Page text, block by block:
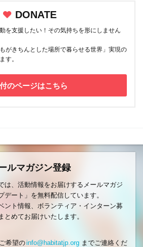
DONATE
を支援したい！その気持ちを形にしません
がきちんとした場所で暮らせる世界」実現の
す。
のページはこちら
ルマガジン登録
は、活動情報をお届けするメールマガジ
デート」を無料配信しています。
ント情報、ボランティア・インターン募
めてお届けいたします。
希望のinfo@habitatjp.orgまでご連絡くだ